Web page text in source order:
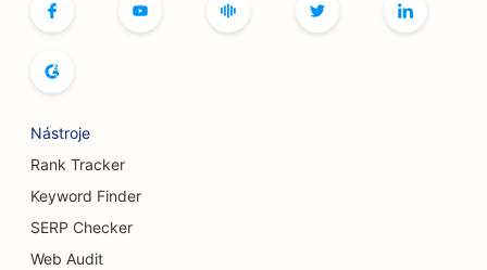
SEO pre bowlingové dráhy
SEO pre butiky
SEO pre pivovary
SEO pre Burger Trucks
Nástroje
Rank Tracker
Keyword Finder
SERP Checker
Web Audit